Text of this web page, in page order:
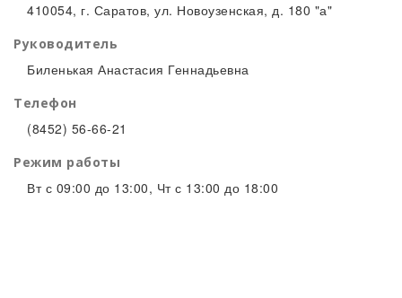
410054, г. Саратов, ул. Новоузенская, д. 180 "а"
Руководитель
Биленькая Анастасия Геннадьевна
Телефон
(8452) 56-66-21
Режим работы
Вт с 09:00 до 13:00, Чт с 13:00 до 18:00